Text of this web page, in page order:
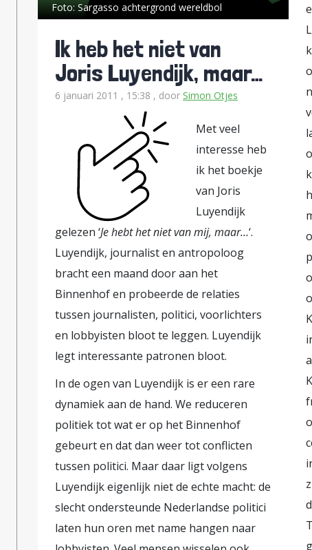
Foto:Sargasso achtergrond wereldbol
Ik heb het niet van
Joris Luyendijk, maar…
6 januari 2011 , 15:38 , door Simon Otjes
Met veel
interesse heb
ik het boekje
van Joris
Luyendijk
gelezen ‘Je hebt het niet van mij, maar…‘.
Luyendijk, journalist en antropoloog
bracht een maand door aan het
Binnenhof en probeerde de relaties
tussen journalisten, politici, voorlichters
en lobbyisten bloot te leggen. Luyendijk
legt interessante patronen bloot.
In de ogen van Luyendijk is er een rare
dynamiek aan de hand. We reduceren
politiek tot wat er op het Binnenhof
gebeurt en dat dan weer tot conflicten
tussen politici. Maar daar ligt volgens
Luyendijk eigenlijk niet de echte macht: de
slecht ondersteunde Nederlandse politici
laten hun oren met name hangen naar